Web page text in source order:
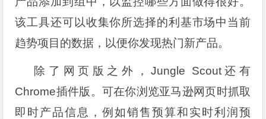
该工具还可以收集你所选择的利基市场中当前
趋势项目的数据，以便你发现热门新产品。
除了网页版之外，Jungle Scout还有
Chrome插件版。可在你浏览亚马逊网页时抓取
即时产品信息，例如销售预算和实时利润预